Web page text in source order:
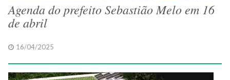
Agenda do prefeito Sebastião Melo em 16
de abril
16/04/2025